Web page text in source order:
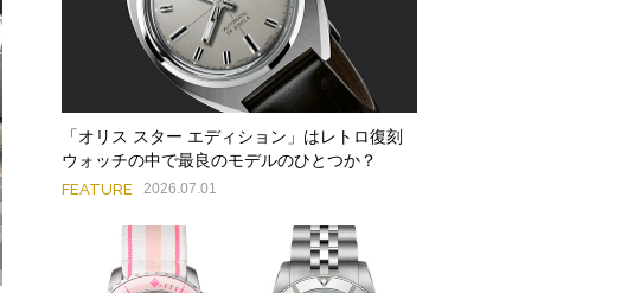
「オリス スター エディション」はレトロ復刻
ウォッチの中で最良のモデルのひとつか？
FEATURE 2026.07.01